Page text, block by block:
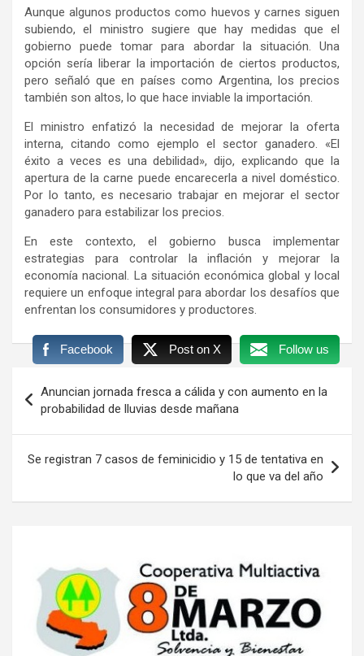
Aunque algunos productos como huevos y carnes siguen
subiendo, el ministro sugiere que hay medidas que el
gobierno puede tomar para abordar la situación. Una
opción sería liberar la importación de ciertos productos,
pero señaló que en países como Argentina, los precios
también son altos, lo que hace inviable la importación.
El ministro enfatizó la necesidad de mejorar la oferta
interna, citando como ejemplo el sector ganadero. «El
éxito a veces es una debilidad», dijo, explicando que la
apertura de la carne puede encarecerla a nivel doméstico.
Por lo tanto, es necesario trabajar en mejorar el sector
ganadero para estabilizar los precios.
En este contexto, el gobierno busca implementar
estrategias para controlar la inflación y mejorar la
economía nacional. La situación económica global y local
requiere un enfoque integral para abordar los desafíos que
enfrentan los consumidores y productores.
Facebook Post on X Follow us
de
entradas
Anuncian jornada fresca a cálida y con aumento en la
probabilidad de lluvias desde mañana
Se registran 7 casos de feminicidio y 15 de tentativa en
lo que va del año